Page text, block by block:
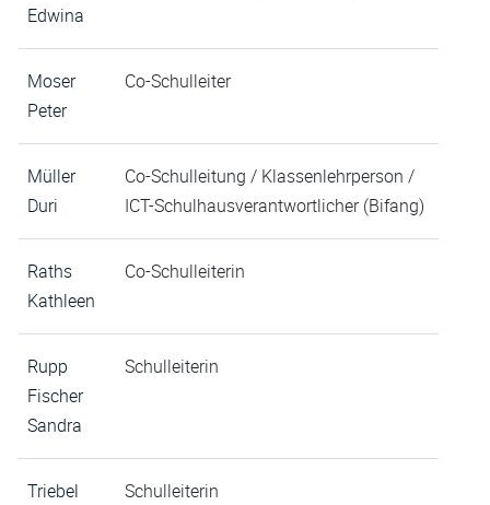
Edwina
Moser
Peter
Co-Schulleiter
Müller
Duri
Co-Schulleitung / Klassenlehrperson /
ICT-Schulhausverantwortlicher (Bifang)
Raths
Kathleen
Co-Schulleiterin
Rupp
Fischer
Sandra
Schulleiterin
Triebel
Schulleiterin